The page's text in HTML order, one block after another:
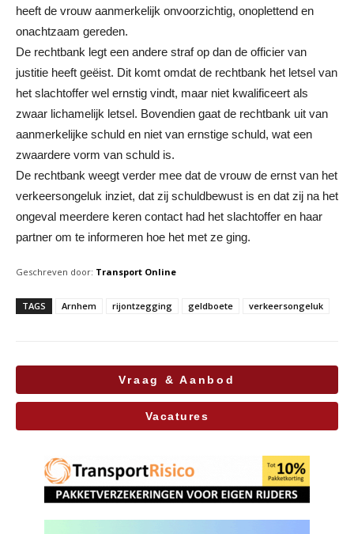
heeft de vrouw aanmerkelijk onvoorzichtig, onoplettend en
onachtzaam gereden.
De rechtbank legt een andere straf op dan de officier van
justitie heeft geëist. Dit komt omdat de rechtbank het letsel van
het slachtoffer wel ernstig vindt, maar niet kwalificeert als
zwaar lichamelijk letsel. Bovendien gaat de rechtbank uit van
aanmerkelijke schuld en niet van ernstige schuld, wat een
zwaardere vorm van schuld is.
De rechtbank weegt verder mee dat de vrouw de ernst van het
verkeersongeluk inziet, dat zij schuldbewust is en dat zij na het
ongeval meerdere keren contact had het slachtoffer en haar
partner om te informeren hoe het met ze ging.
Geschreven door: Transport Online
TAGS Arnhem rijontzegging geldboete verkeersongeluk
Vraag & Aanbod
Vacatures